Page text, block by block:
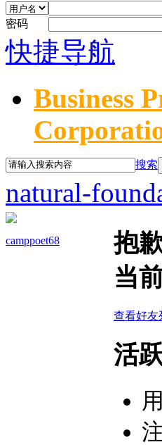
密码
快捷导航
Business
搜索
natural-
camppoet68
抱
当
查看好友
活